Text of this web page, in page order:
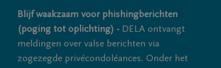
Blijf waakzaam voor phishingberichten
(poging tot oplichting) - DELA ontvangt
meldingen over valse berichten via
zogezegde privécondoléances. Onder het